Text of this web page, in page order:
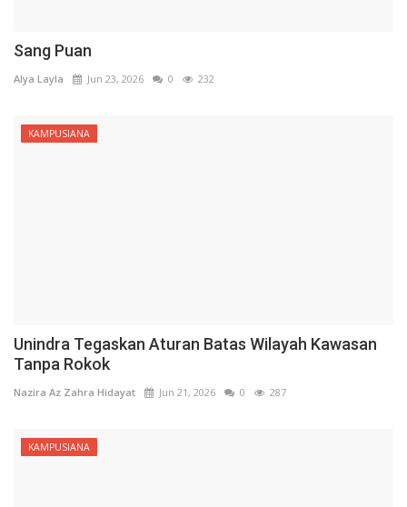
Sang Puan
Alya Layla Jun 23, 2026 0 232
KAMPUSIANA
Unindra Tegaskan Aturan Batas Wilayah Kawasan
Tanpa Rokok
Nazira Az Zahra Hidayat Jun 21, 2026 0 287
KAMPUSIANA